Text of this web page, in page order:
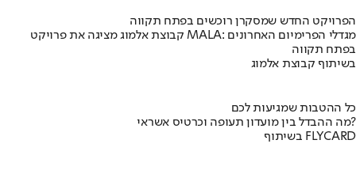
הפרויקט החדש שמסקרן רוכשים בפתח תקווה
קבוצת אלמוג מציגה את פרויקט MALA: מגדלי הפרימיום האחרונים
בפתח תקווה
בשיתוף קבוצת אלמוג
כל ההטבות שמגיעות לכם
מה ההבדל בין מועדון תעופה וכרטיס אשראי?
בשיתוף FLYCARD